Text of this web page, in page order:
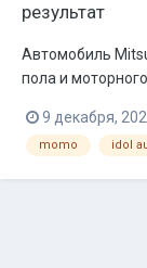
результат
Автомобиль
пола и
Питание так же
на 30а мощнее
9 декабря,
momo idol